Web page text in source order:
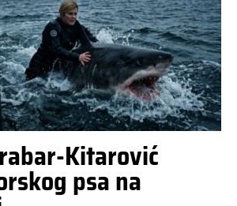
Kitarović
psa na